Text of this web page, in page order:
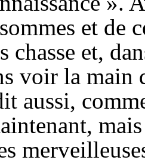
et de
chasse et,
voir la main
aussi,